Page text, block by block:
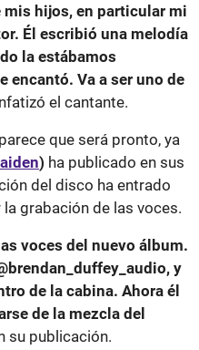
mis hijos, en particular mi
Él escribió una melodía
la estábamos
encantó. Va a ser uno de
el cantante.
que será pronto, ya
) ha publicado en sus
del disco ha entrado
grabación de las voces.
voces del nuevo álbum.
y
de la cabina. Ahora él
de la mezcla del
su publicación.